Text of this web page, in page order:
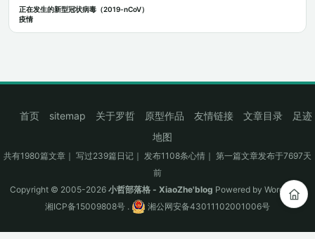
正在发生的新型冠状病毒（2019-nCoV）
疫情
首页 sitemap 关于罗哲 原型作品 友情链接 文章目录
足迹
地图
共有1980篇文章｜ 写过239篇日记｜ 发布1108条心情｜ 第一篇文章发布于7697天
前
Copyright © 2005-2026 小哲部落格 - XiaoZhe'blog Powered by WordPress
湘ICP备15009808号 . 湘公网安备43011102001006号